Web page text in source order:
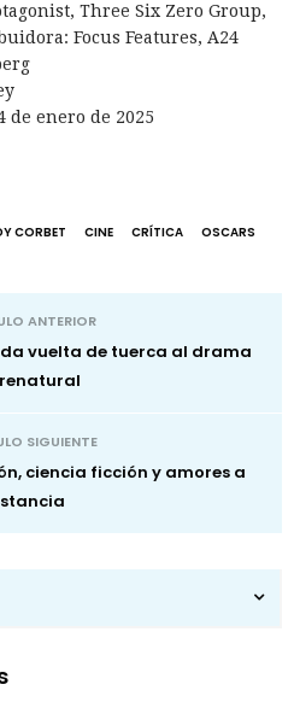
Three Six Zero Group,
Focus Features, A24
de enero de 2025
CORBET CINE CRÍTICA
OSCARS
ANTERIOR
vuelta de tuerca al drama
SIGUIENTE
ciencia ficción y amores a